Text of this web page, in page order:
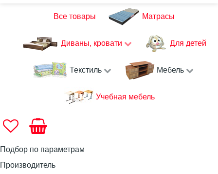
Все товары Матрасы
Диваны, кровати Для детей
Текстиль Мебель
Учебная мебель
Подбор по параметрам
Производитель